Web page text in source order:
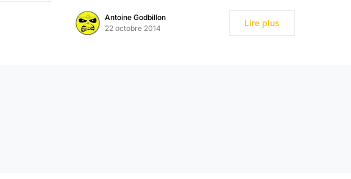
Antoine Godbillon
22 octobre 2014
Lire plus